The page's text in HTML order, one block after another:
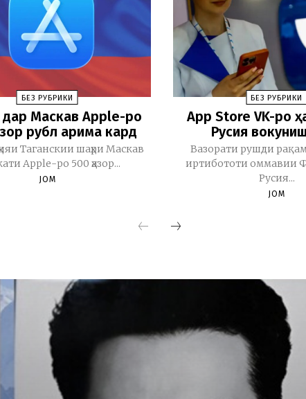
БЕЗ РУБРИКИ
дар Маскав Apple-ро
рубл ҷарима кард
Таганскии шаҳри Маскав
Apple-ро 500 ҳазор...
JOM
БЕЗ РУБРИКИ
App Store VK-ро
Русия
Вазорати рушди
иртибототи оммавии
Русия...
JOM